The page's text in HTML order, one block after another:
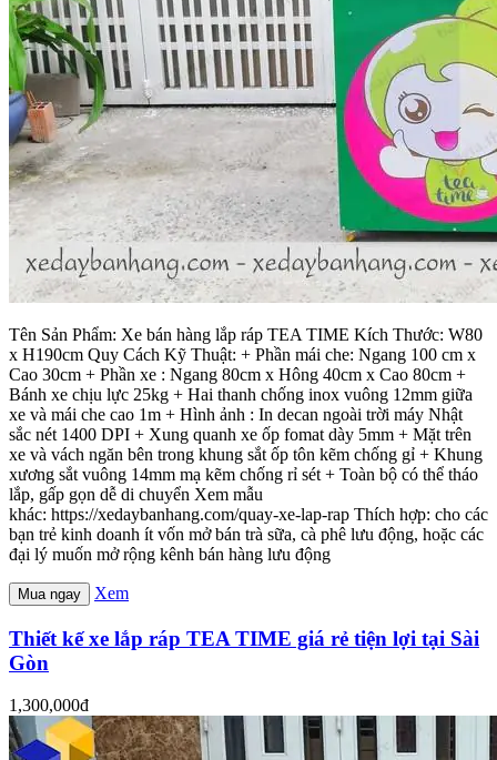
Tên Sản Phẩm: Xe bán hàng lắp ráp TEA TIME Kích Thước: W80
x H190cm Quy Cách Kỹ Thuật: + Phần mái che: Ngang 100 cm x
Cao 30cm + Phần xe : Ngang 80cm x Hông 40cm x Cao 80cm +
Bánh xe chịu lực 25kg + Hai thanh chống inox vuông 12mm giữa
xe và mái che cao 1m + Hình ảnh : In decan ngoài trời máy Nhật
sắc nét 1400 DPI + Xung quanh xe ốp fomat dày 5mm + Mặt trên
xe và vách ngăn bên trong khung sắt ốp tôn kẽm chống gỉ + Khung
xương sắt vuông 14mm mạ kẽm chống rỉ sét + Toàn bộ có thể tháo
lắp, gấp gọn dễ di chuyển Xem mẫu
khác: https://xedaybanhang.com/quay-xe-lap-rap Thích hợp: cho các
bạn trẻ kinh doanh ít vốn mở bán trà sữa, cà phê lưu động, hoặc các
đại lý muốn mở rộng kênh bán hàng lưu động
Mua ngay Xem
Thiết kế xe lắp ráp TEA TIME giá rẻ tiện lợi tại Sài
Gòn
1,300,000đ